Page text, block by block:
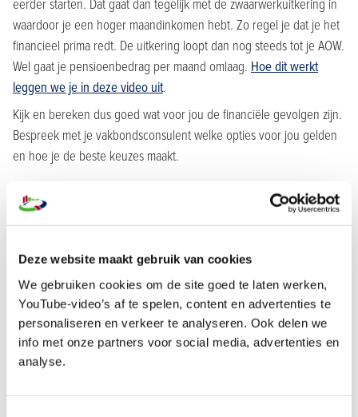
Deze website maakt gebruik van cookies
We gebruiken cookies om de site goed te laten werken,
YouTube-video’s af te spelen, content en advertenties te
personaliseren en verkeer te analyseren. Ook delen we
info met onze partners voor social media, advertenties en
analyse.
eerder starten. Dat gaat dan tegelijk met de zwaarwerkuitkering in
waardoor je een hoger maandinkomen hebt. Zo regel je dat je het
financieel prima redt. De uitkering loopt dan nog steeds tot je AOW.
Wel gaat je pensioenbedrag per maand omlaag. Hoe dit werkt
leggen we je in deze video uit.
Kijk en bereken dus goed wat voor jou de financiële gevolgen zijn.
Bespreek met je vakbondsconsulent welke opties voor jou gelden
en hoe je de beste keuzes maakt.
Meer informatie en contact
Meer informatie over de zwaarwerkregelingvind je op deze
adviseur of vakbondsconsulent kan je verder helpen. Ook wanneer
je geen lid bent van een vakbond kan de vakbondsconsulent je
informeren. Je kunt hiervoor bijvoorbeeld contact opnemen met
FNV Bouwen en Wonen of CNV. Voor meer vragen kan je natuurlijk
ook terecht bij je werkgever.